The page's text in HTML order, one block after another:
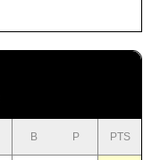
B P PTS